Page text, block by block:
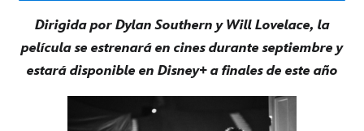
Dirigida por Dylan Southern y Will Lovelace, la
película se estrenará en cines durante septiembre y
estará disponible en Disney+ a finales de este año